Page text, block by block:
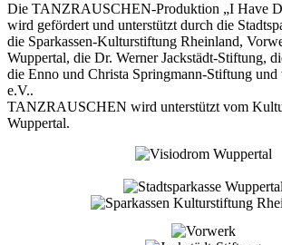
Die TANZRAUSCHEN-Produktion „I Have
wird gefördert und unterstützt durch die
die Sparkassen-Kulturstiftung Rheinland,
Wuppertal, die Dr. Werner Jackstädt-Stiftung,
die Enno und Christa Springmann-Stiftung
e.V..
TANZRAUSCHEN wird unterstützt vom
Wuppertal.